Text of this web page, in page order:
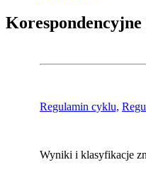
Regulamin cyklu,
Wyniki i klasyfikacje